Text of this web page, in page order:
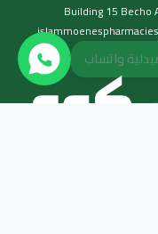
Building 15 Becho
واتساب